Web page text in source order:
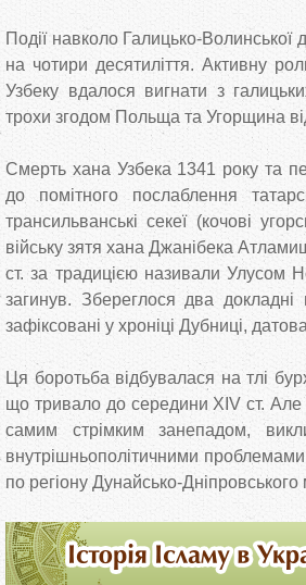
Події навколо Галицько-
на чотири десятиліття. Активну
Узбеку вдалося вигнати з
трохи згодом Польща та Угорщина
Смерть хана Узбека 1341 року та
до помітного послаблення
трансильванські секеї (кочові
війську зятя хана Джанібека
ст. за традицією називали Улусом
загинув. Збереглося два докладні
зафіксовані у хроніці Дубниці,
Ця боротьба відбувалася на тлі
що тривало до середини XIV ст. Але
самим стрімким занепадом,
внутрішньополітичними
по регіону Дунайсько-Дніпровського